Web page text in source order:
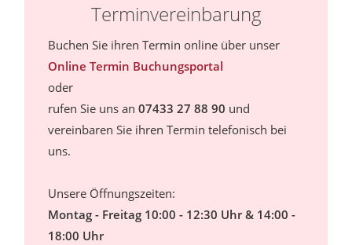
Terminvereinbarung
Buchen Sie ihren Termin online über unser
Online Termin Buchungsportal
oder
rufen Sie uns an 07433 27 88 90 und
vereinbaren Sie ihren Termin telefonisch bei
uns.
Unsere Öffnungszeiten:
Montag - Freitag 10:00 - 12:30 Uhr & 14:00 -
18:00 Uhr